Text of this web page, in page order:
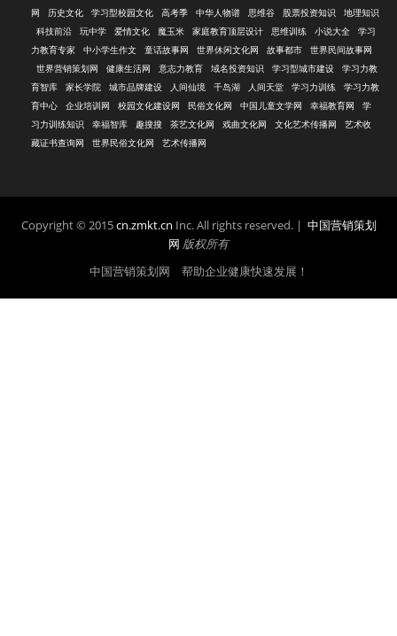
网
历史文化 学习型校园文化 高考季 中华人物谱 思维谷 股票投资知识
地理知识
科技前沿
玩中学 爱情文化 魔玉米 家庭教育顶层设计 思维训练 小说大全
学习
力教育专家
中小学生作文 童话故事网 世界休闲文化网 故事都市
世界民间故事网
世界营销策划网
健康生活网 意志力教育 域名投资知识 学习型城市建设
学习力教
育智库
家长学院 城市品牌建设 人间仙境 千岛湖 人间天堂 学习力训练
学习力教
育中心
企业培训网 校园文化建设网 民俗文化网 中国儿童文学网 幸福教育网
学
习力训练知识
幸福智库 趣搜搜 茶艺文化网 戏曲文化网 文化艺术传播网
艺术收
藏证书查询网
世界民俗文化网 艺术传播网
Copyright © 2015cn.zmkt.cn Inc. All rights reserved. | 中国营销策划
网 版权所有
中国营销策划网 帮助企业健康快速发展！